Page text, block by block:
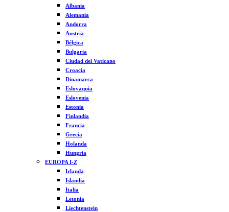
Albania
Alemania
Andorra
Austria
Bélgica
Bulgaria
Ciudad del Vaticano
Croacia
Dinamarca
Eslovaquia
Eslovenia
Estonia
Finlandia
Francia
Grecia
Holanda
Hungría
EUROPA I-Z
Irlanda
Islandia
Italia
Letonia
Liechtenstein